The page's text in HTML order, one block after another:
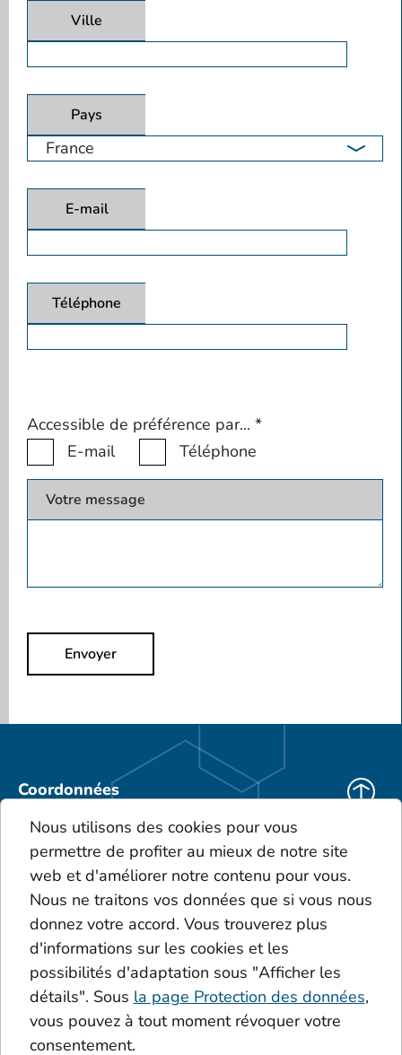
Ville
Pays
E-mail
Téléphone
Accessible de préférence par... *
E-mail
Téléphone
Votre message
Envoyer
Coordonnées
KEBO Polska
Téléchargements
CGV
Le portefeuille de produits
Glossaire
Dépôts
Acides
Additive
Le cercle de Sinner
Nous utilisons des cookies pour vous
permettre de profiter au mieux de notre site
web et d'améliorer notre contenu pour vous.
Nous ne traitons vos données que si vous nous
donnez votre accord. Vous trouverez plus
d'informations sur les cookies et les
possibilités d'adaptation sous "Afficher les
détails". Sous la page Protection des données,
vous pouvez à tout moment révoquer votre
consentement.